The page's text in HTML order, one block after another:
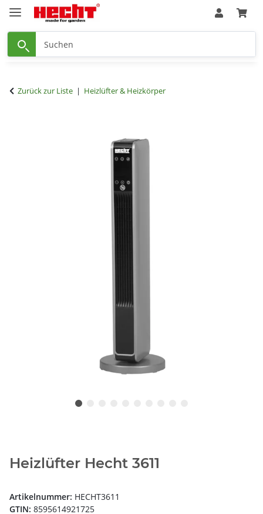
Zurück zur Liste Heizlüfter & Heizkörper
Heizlüfter Hecht 3611
Artikelnummer: HECHT3611
GTIN: 8595614921725